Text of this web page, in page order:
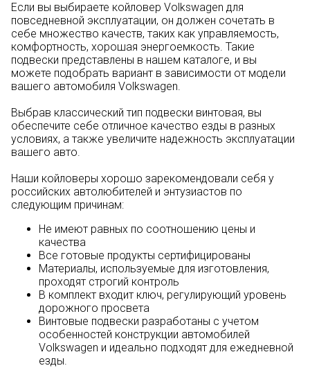
Если вы выбираете койловер Volkswagen для
повседневной эксплуатации, он должен сочетать в
себе множество качеств, таких как управляемость,
комфортность, хорошая энергоемкость. Такие
подвески представлены в нашем каталоге, и вы
можете подобрать вариант в зависимости от модели
вашего автомобиля Volkswagen.
Выбрав классический тип подвески винтовая, вы
обеспечите себе отличное качество езды в разных
условиях, а также увеличите надежность эксплуатации
вашего авто.
Наши койловеры хорошо зарекомендовали себя у
российских автолюбителей и энтузиастов по
следующим причинам:
Не имеют равных по соотношению цены и
качества
Все готовые продукты сертифицированы
Материалы, используемые для изготовления,
проходят строгий контроль
В комплект входит ключ, регулирующий уровень
дорожного просвета
Винтовые подвески разработаны с учетом
особенностей конструкции автомобилей
Volkswagen и идеально подходят для ежедневной
езды.